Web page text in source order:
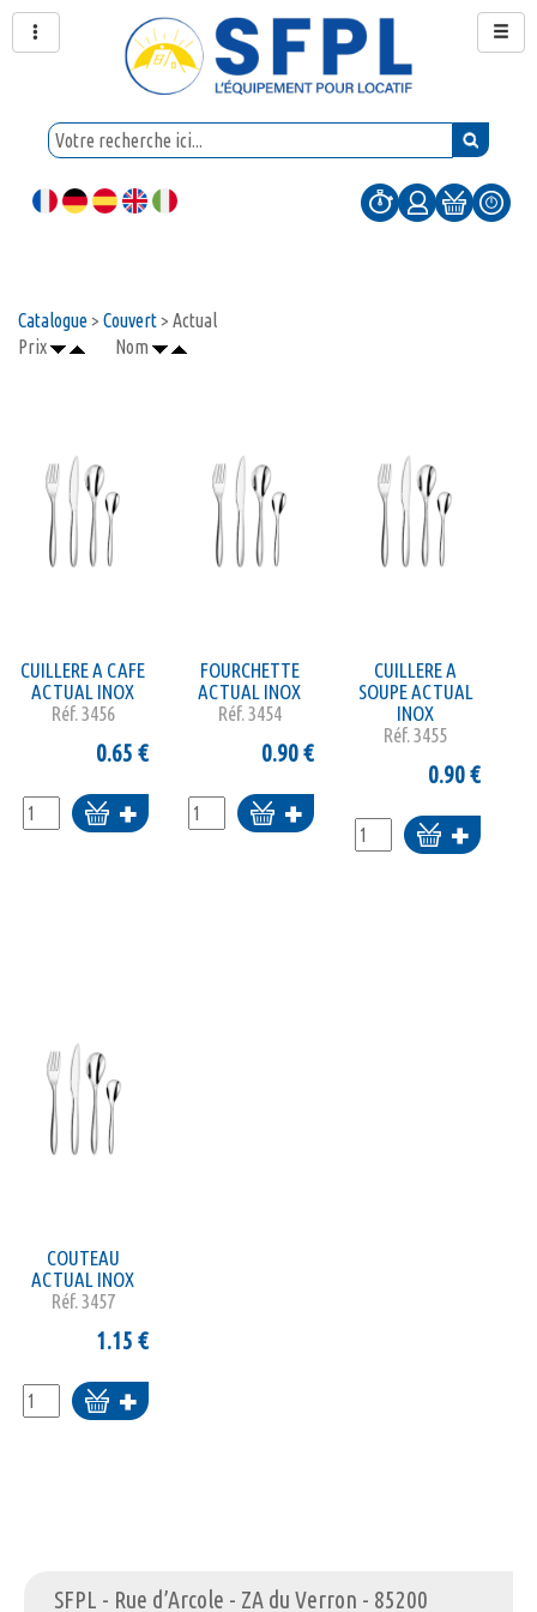
Catalogue> Couvert> Actual
Prix
Nom
CUILLERE A CAFE
ACTUAL INOX
Réf.3456
0.65 €
Ajouter
au
FOURCHETTE
ACTUAL INOX
Réf.3454
0.90€
Ajouter
au
CUILLERE A
SOUPE ACTUAL
INOX
Réf.3455
0.90€
Ajouter
au
COUTEAU
ACTUAL INOX
Réf.3457
1.15 €
Ajouter
au
SFPL - Rue d’Arcole - ZA du Verron - 85200